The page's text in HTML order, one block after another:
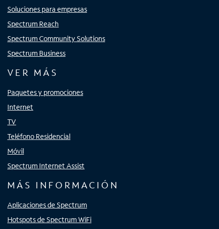
Soluciones para empresas
Spectrum Reach
Spectrum Community Solutions
Spectrum Business
VER MÁS
Paquetes y promociones
Internet
TV
Teléfono Residencial
Móvil
Spectrum Internet Assist
MÁS INFORMACIÓN
Aplicaciones de Spectrum
Hotspots de Spectrum WiFi